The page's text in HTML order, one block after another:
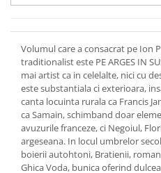
Volumul care a consacrat pe Ion
traditionalist este PE ARGES IN
mai artist ca in celelalte, nici cu
este substantiala ci exterioara,
canta locuinta rurala ca Francis
ca Samain, schimband doar
avuzurile franceze, ci Negoiul,
argeseana. In locul umbrelor
boierii autohtoni, Bratienii,
Ghica Voda, bunica oferind